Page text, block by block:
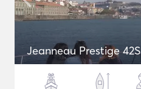
Jeanneau Prestige 42S